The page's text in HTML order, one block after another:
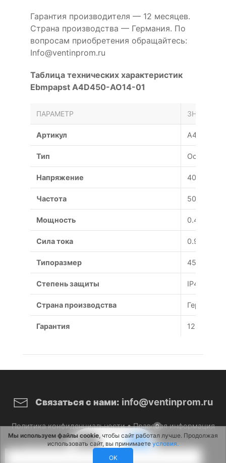
0
Гарантия производителя — 12 месяцев.
Страна производства — Германия. По
вопросам приобретения обращайтесь:
Info@ventinprom.ru
Таблица технических характеристик
Ebmpapst A4D450-AO14-01
ПАРАМЕТР ЗНАЧЕНИЕ
Артикул A4D450-
Тип Осевой
Напряжение 400 В
Частота 50 Гц
Мощность 0.48 Вт
Сила тока 0.98 А
Типоразмер 450 мм
Степень защиты IP44
Страна производства Германия
Гарантия 12
Связаться с нами: info@ventinprom.ru
Политика конфиденциальности•Правовая информация
© 2026 ВентИнПром. Все права защищены.
Мы используем файлы cookie, чтобы сайт работал лучше. Продолжая
использовать сайт, вы принимаете условия.
OK